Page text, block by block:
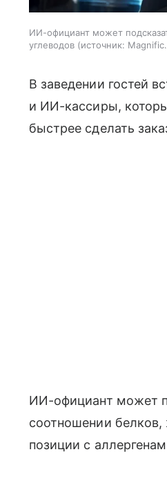
ИИ-официант может
углеводов
источник:
В заведении гостей
и ИИ-кассиры,
быстрее сделать
ИИ-официант может
соотношении
позиции с